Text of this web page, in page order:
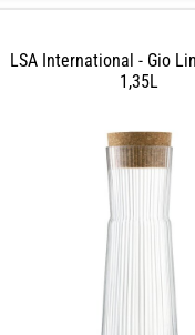
LSA International - Gio
1,35L